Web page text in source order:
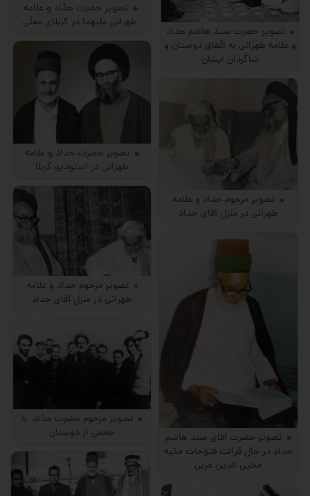
تصویر حضرت سید هاشم حداد
و علامه طهرانی به اتّفاق دوستان و
شاگردان ایشان
تصویر حضرت حدّاد و علامه
طهرانی علیهما در كربلای معلّی
تصویر حضرت حداد و علامه
طهرانی در استودیو كربلا
تصویر مرحوم حداد و علامه
طهرانی در منزل آقای حداد
تصویر مرحوم حداد و علامه
طهرانی در منزل آقای حداد
تصویر حضرت آقای سید هاشم
حداد در حال قرائت فتوحات مکیه
محیی الدین عربی
تصویر مرحوم حضرت حدّاد با
جمعی از دوستان